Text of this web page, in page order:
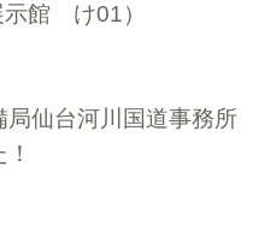
示館 け01）
局仙台河川国道事務所